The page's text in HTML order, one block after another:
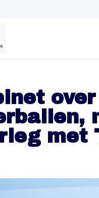
met